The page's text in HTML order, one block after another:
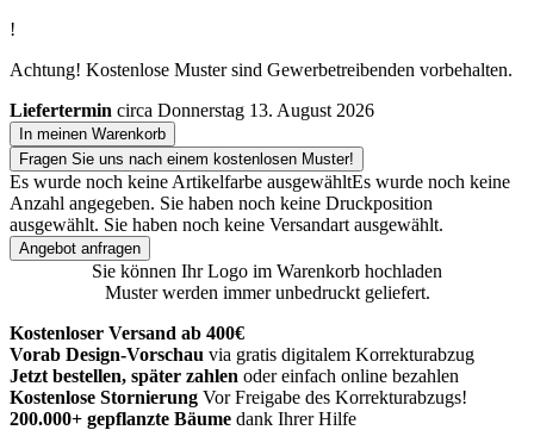
!
Achtung! Kostenlose Muster sind Gewerbetreibenden vorbehalten.
Liefertermin circa Donnerstag 13. August 2026
In meinen Warenkorb
Fragen Sie uns nach einem kostenlosen Muster!
Es wurde noch keine Artikelfarbe ausgewähltEs wurde noch keine
Anzahl angegeben. Sie haben noch keine Druckposition
ausgewählt. Sie haben noch keine Versandart ausgewählt.
Angebot anfragen
Sie können Ihr Logo im Warenkorb hochladen
Muster werden immer unbedruckt geliefert.
Kostenloser Versand ab 400€
Vorab Design-Vorschau via gratis digitalem Korrekturabzug
Jetzt bestellen, später zahlen oder einfach online bezahlen
Kostenlose Stornierung Vor Freigabe des Korrekturabzugs!
200.000+ gepflanzte Bäume dank Ihrer Hilfe